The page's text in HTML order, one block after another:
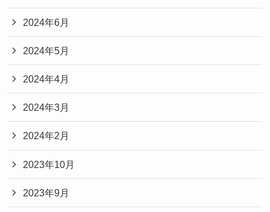
2024年6月
2024年5月
2024年4月
2024年3月
2024年2月
2023年10月
2023年9月